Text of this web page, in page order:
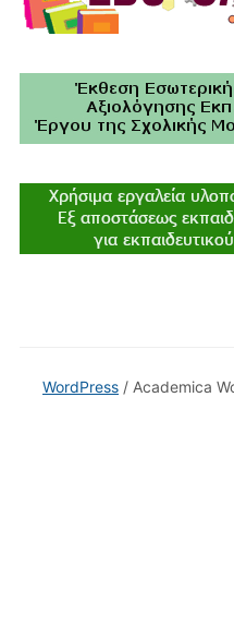
WordPress / Academica